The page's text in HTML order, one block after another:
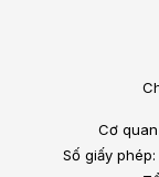
Cơ
Số giấy